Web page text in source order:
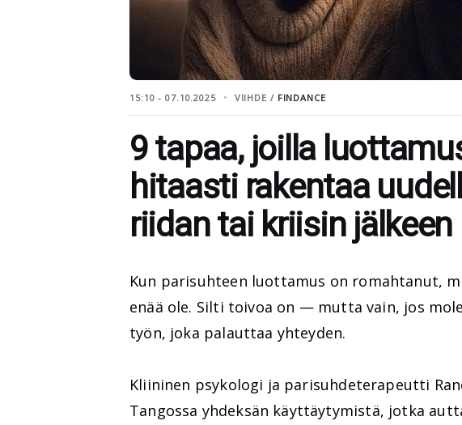
15:10 - 07.10.2025 VIIHDE / FINDANCE
9 tapaa, joilla
hitaasti rakentaa
riidan tai kriisin jälkeen
Kun parisuhteen luottamus on romahtanut,
enää ole. Silti toivoa on — mutta vain, jos
työn, joka palauttaa yhteyden.
Kliininen psykologi ja parisuhdeterapeutti
Tangossa yhdeksän käyttäytymistä, jotka